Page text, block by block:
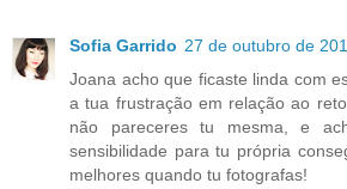
Sofia Garrido 27 de outubro de
Joana acho que ficaste linda com
a tua frustração em relação ao
não pareceres tu mesma, e
sensibilidade para tu própria
melhores quando tu fotografas!